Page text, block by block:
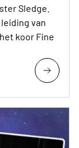
Sledge.
van
koor Fine